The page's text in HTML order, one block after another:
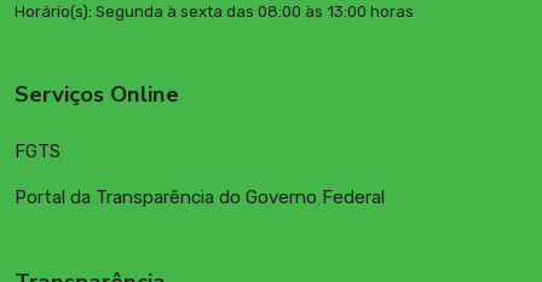
Horário(s): Segunda à sexta das 08:00 às 13:00 horas
Serviços Online
FGTS
Portal da Transparência do Governo Federal